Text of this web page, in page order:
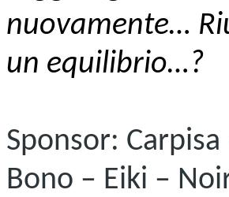
nuovamente…
un equilibrio…?
Sponsor:
Bono – Eiki –